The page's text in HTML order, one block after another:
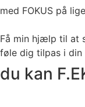
med FOKUS på
Få min hjælp til at
føle dig tilpas i din
du kan